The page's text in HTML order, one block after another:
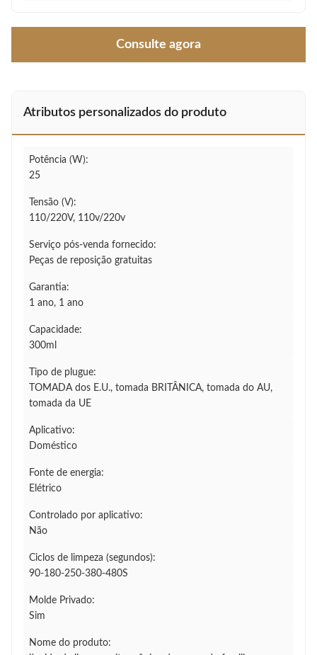
Consulte agora
Atributos personalizados do produto
Potência (W):
25
Tensão (V):
110/220V, 110v/220v
Serviço pós-venda fornecido:
Peças de reposição gratuitas
Garantia:
1 ano, 1 ano
Capacidade:
300ml
Tipo de plugue:
TOMADA dos E.U., tomada BRITÂNICA, tomada do AU,
tomada da UE
Aplicativo:
Doméstico
Fonte de energia:
Elétrico
Controlado por aplicativo:
Não
Ciclos de limpeza (segundos):
90-180-250-380-480S
Molde Privado:
Sim
Nome do produto: